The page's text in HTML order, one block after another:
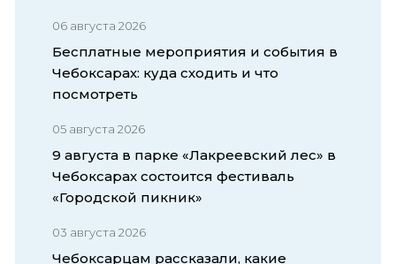
06 августа 2026
Бесплатные мероприятия и события в
Чебоксарах: куда сходить и что
посмотреть
05 августа 2026
9 августа в парке «Лакреевский лес» в
Чебоксарах состоится фестиваль
«Городской пикник»
03 августа 2026
Чебоксарцам рассказали, какие